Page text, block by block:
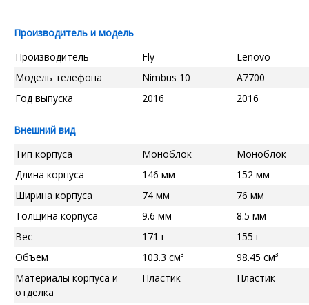
Производитель и модель
Производитель
Fly
Lenovo
Модель телефона
Nimbus 10
A7700
Год выпуска
2016 2016
Внешний вид
Тип корпуса
Моноблок
Моноблок
Длина корпуса
146 мм
152 мм
Ширина корпуса
74 мм
76 мм
Толщина корпуса
9.6 мм
8.5 мм
Вес
171 г
155 г
Объем
103.3 см³
98.45 см³
Материалы корпуса и
отделка
Пластик Пластик